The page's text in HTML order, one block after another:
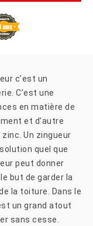
c’est un
C’est une
en matière de
et d’autre
Un zingueur
quel que
peut donner
but de garder la
la toiture. Dans le
un grand atout
sans cesse.